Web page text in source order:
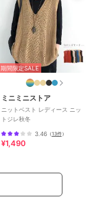
期間限定SALE
ミニミニストア
ニットベスト レディース ニッ
トジレ秋冬
3.46（13件）
¥1,490